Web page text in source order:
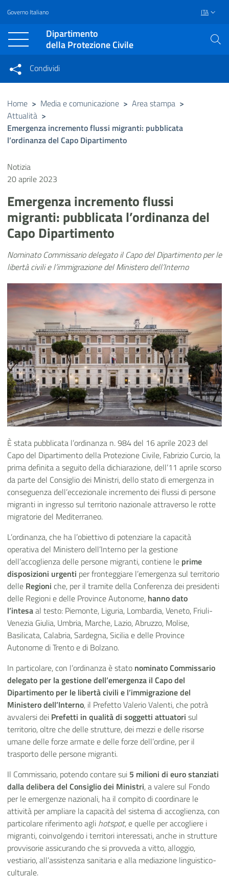
Vai al contenuto principale
Raggiungi il piè di pagina
Governo Italiano ITA
Dipartimento
della Protezione Civile
Condividi su Facebook
Condividi su Twitter
Condividi
Condividi sui social network
Home > Media e comunicazione > Area stampa >
Attualità >
Emergenza incremento flussi migranti: pubblicata
l’ordinanza del Capo Dipartimento
Notizia
20 aprile 2023
Emergenza incremento flussi
migranti: pubblicata l’ordinanza del
Capo Dipartimento
Nominato Commissario delegato il Capo del Dipartimento per le
libertà civili e l’immigrazione del Ministero dell’Interno
È stata pubblicata l’ordinanza n. 984 del 16 aprile 2023 del
Capo del Dipartimento della Protezione Civile, Fabrizio Curcio, la
prima definita a seguito della dichiarazione, dell’11 aprile scorso
da parte del Consiglio dei Ministri, dello stato di emergenza in
conseguenza dell’eccezionale incremento dei flussi di persone
migranti in ingresso sul territorio nazionale attraverso le rotte
migratorie del Mediterraneo.
L’ordinanza, che ha l’obiettivo di potenziare la capacità
operativa del Ministero dell’Interno per la gestione
dell’accoglienza delle persone migranti, contiene le prime
disposizioni urgenti per fronteggiare l’emergenza sul territorio
delle Regioni che, per il tramite della Conferenza dei presidenti
delle Regioni e delle Province Autonome, hanno dato
l’intesaal testo: Piemonte, Liguria, Lombardia, Veneto, Friuli-
Venezia Giulia, Umbria, Marche, Lazio, Abruzzo, Molise,
Basilicata, Calabria, Sardegna, Sicilia e delle Province
Autonome di Trento e di Bolzano.
In particolare, con l’ordinanza è stato nominato Commissario
delegato per la gestione dell’emergenza il Capo del
Dipartimento per le libertà civili e l’immigrazione del
Ministero dell’Interno, il Prefetto Valerio Valenti, che potrà
avvalersi dei Prefetti in qualità di soggetti attuatori sul
territorio, oltre che delle strutture, dei mezzi e delle risorse
umane delle forze armate e delle forze dell’ordine, per il
trasporto delle persone migranti.
Il Commissario, potendo contare sui 5 milioni di euro stanziati
dalla delibera del Consiglio dei Ministri, a valere sul Fondo
per le emergenze nazionali, ha il compito di coordinare le
attività per ampliare la capacità del sistema di accoglienza, con
particolare riferimento agli hotspot, e quelle per accogliere i
migranti, coinvolgendo i territori interessati, anche in strutture
provvisorie assicurando che si provveda a vitto, alloggio,
vestiario, all’assistenza sanitaria e alla mediazione linguistico-
culturale.